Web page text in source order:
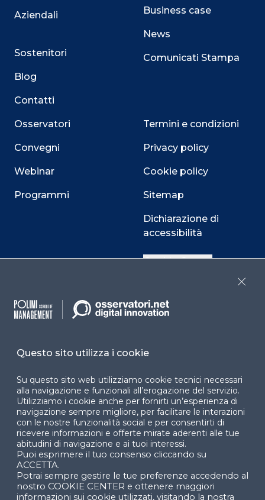
Aziendali
Sostenitori
Blog
Contatti
Osservatori
Convegni
Webinar
Programmi
Business case
News
Comunicati Stampa
Termini e condizioni
Privacy policy
Cookie policy
Sitemap
Dichiarazione di
accessibilità
Cookie Center
Facebook LinkedIn
© 2024 Copyright © Politecnico di Milano Dipartimento
di Ingegneria Gestionale
Questo sito utilizza i cookie
Su questo sito web utilizziamo cookie tecnici necessari
alla navigazione e funzionali all’erogazione del servizio.
Utilizziamo i cookie anche per fornirti un’esperienza di
navigazione sempre migliore, per facilitare le interazioni
con le nostre funzionalità social e per consentirti di
ricevere informazioni e offerte mirate aderenti alle tue
abitudini di navigazione e ai tuoi interessi.
Puoi esprimere il tuo consenso cliccando su
ACCETTA.
Potrai sempre gestire le tue preferenze accedendo al
nostro COOKIE CENTER e ottenere maggiori
informazioni sui cookie utilizzati, visitando la nostra